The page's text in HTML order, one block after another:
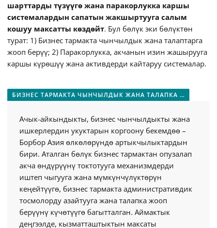
шарттарды түзүүгө жана паракорлукка каршы
системалардын сапатын жакшыртууга салым
кошуу максатты көздөйт. Бул бөлүк эки бөлүктөн
турат: 1) Бизнес тармакта чынчылдык жана талаптарга
жооп берүү; 2) Паракорлукка, акчанын изин жашырууга
каршы күрөшүү жана активдерди кайтаруу системалар.
БИЗНЕС ТАРМАКТА ЧЫНЧЫЛДЫК ЖАНА ТАЛАПКА ЖООП БЕРҮҮ
Ачык-айкындыкты, бизнес чынчылдыкты жана
ишкерлердин укуктарын коргоону бекемдөө –
Борбор Азия өлкөлөрүндө артыкчылыктардын
бири. Аталган бөлүк бизнес тармактан опузалап
акча өндүрүүнү токтотууга механизмдерди
иштеп чыгууга жана мүмкүнчүлүктөрүн
кеңейтүүгө, бизнес тармакта административдик
тосмолорду азайтууга жана талапка жооп
берүүнү күчөтүүгө багытталган. Аймактык
деңгээлде, кызматташтыктын максаты